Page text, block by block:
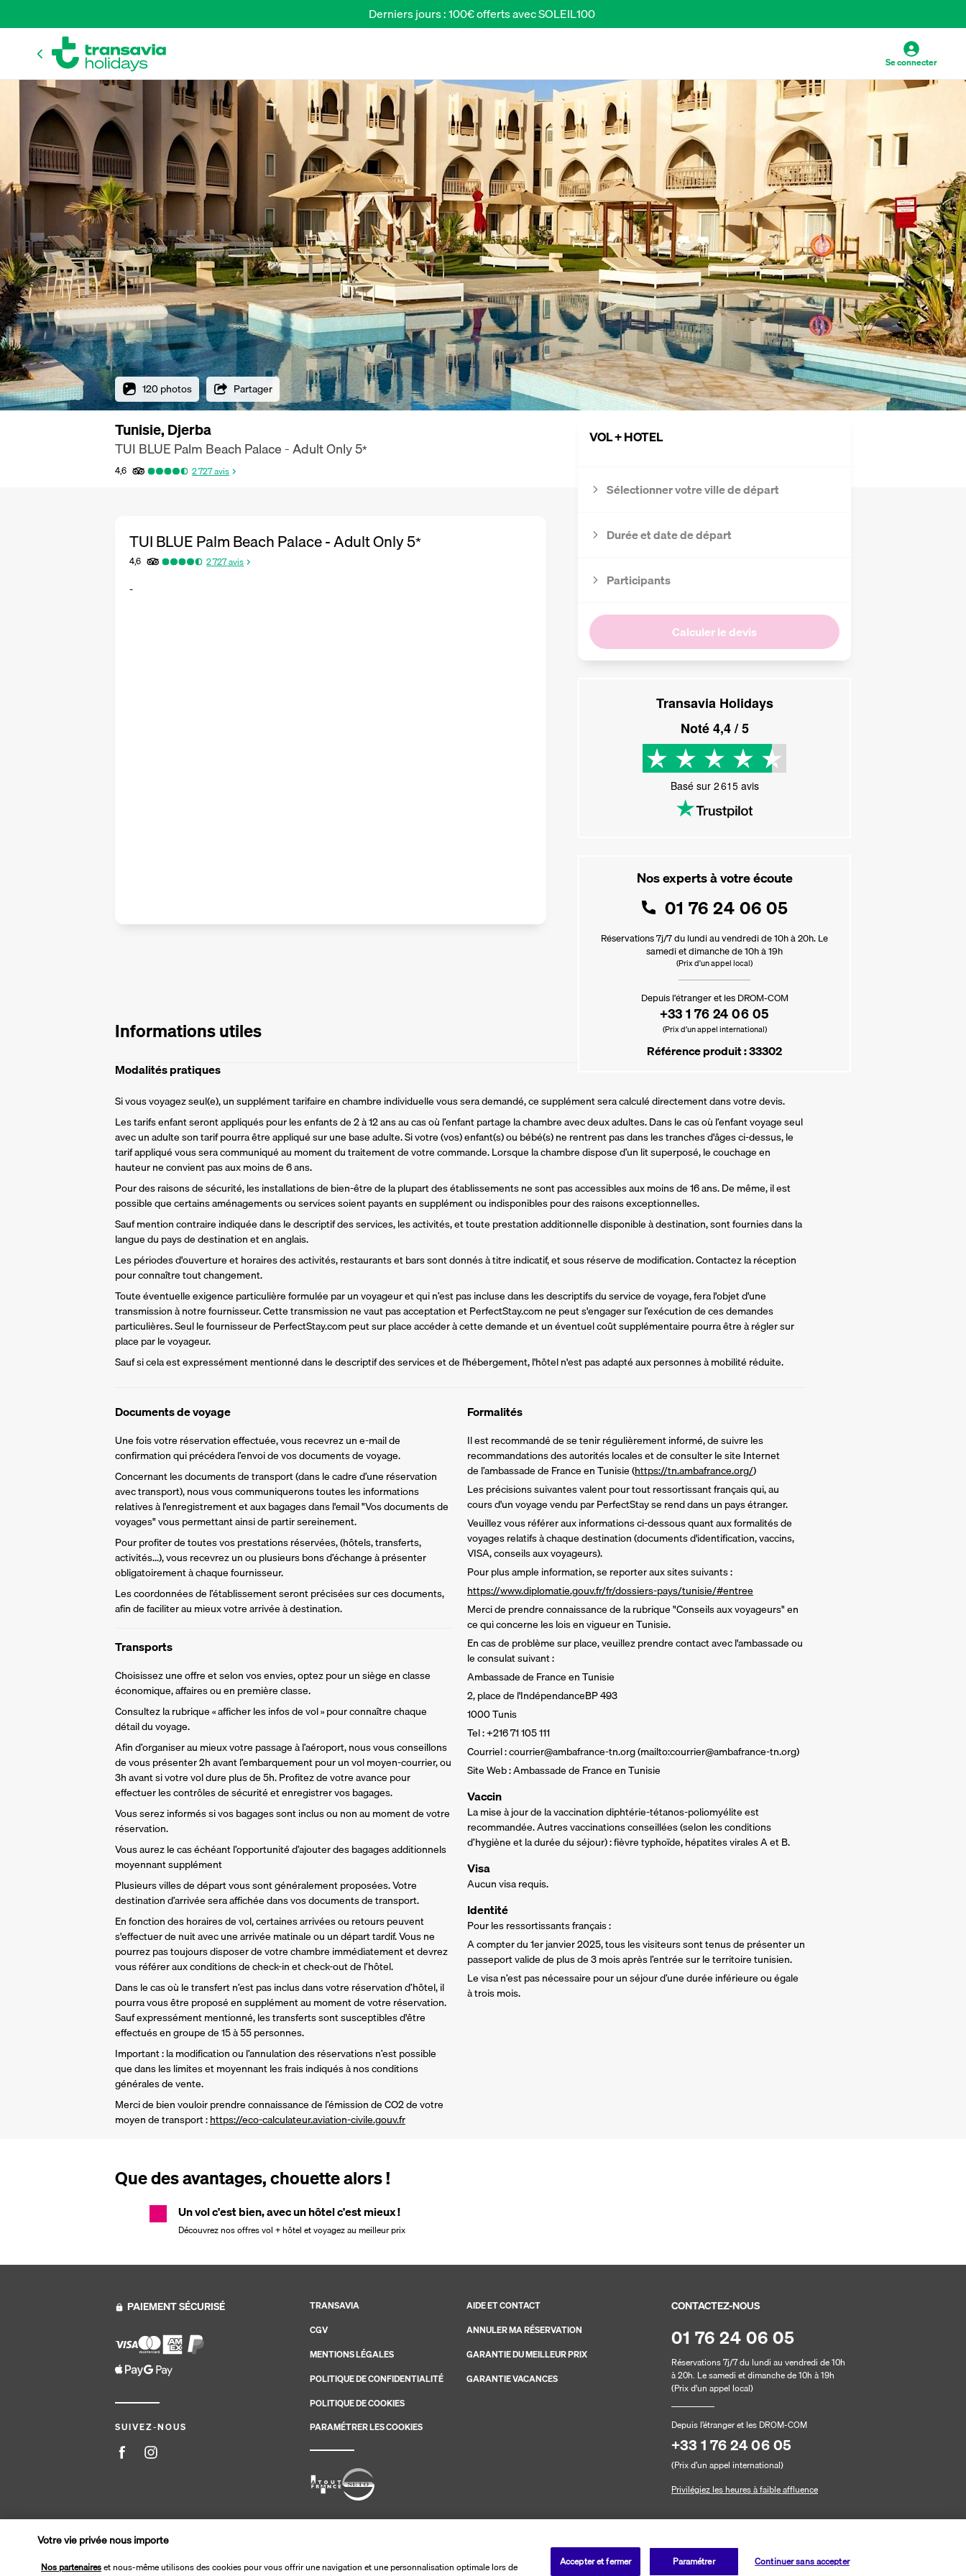
Derniers jours : 100€ offerts avec SOLEIL100
Se connecter
120 photos Partager
Tunisie, Djerba
TUI BLUE Palm Beach Palace - Adult Only5*
4,6 2 727avis
VOL + HOTEL
Sélectionner votre ville de départ
Durée et date de départ
Participants
Calculer le devis
Transavia Holidays
Noté4,4/ 5
Basé sur 2 615avis
Nos experts à votre écoute
01 76 24 06 05
Réservations 7j/7 du lundi au vendredi de 10h à 20h. Le
samedi et dimanche de 10h à 19h
(Prix d'un appel local)
Depuis l’étranger et les DROM-COM
+33 1 76 24 06 05
(Prix d’un appel international)
Référence produit : 33302
TUI BLUE Palm Beach Palace - Adult Only5*
4,6 2 727avis
-
Informations utiles
Modalités pratiques
Si vous voyagez seul(e), un supplément tarifaire en chambre individuelle vous sera demandé, ce supplément sera calculé directement dans votre devis.
Les tarifs enfant seront appliqués pour les enfants de 2 à 12 ans au cas où l’enfant partage la chambre avec deux adultes. Dans le cas où l’enfant voyage seul
avec un adulte son tarif pourra être appliqué sur une base adulte. Si votre (vos) enfant(s) ou bébé(s) ne rentrent pas dans les tranches d'âges ci-dessus, le
tarif appliqué vous sera communiqué au moment du traitement de votre commande. Lorsque la chambre dispose d’un lit superposé, le couchage en
hauteur ne convient pas aux moins de 6 ans.
Pour des raisons de sécurité, les installations de bien-être de la plupart des établissements ne sont pas accessibles aux moins de 16 ans. De même, il est
possible que certains aménagements ou services soient payants en supplément ou indisponibles pour des raisons exceptionnelles.
Sauf mention contraire indiquée dans le descriptif des services, les activités, et toute prestation additionnelle disponible à destination, sont fournies dans la
langue du pays de destination et en anglais.
Les périodes d'ouverture et horaires des activités, restaurants et bars sont donnés à titre indicatif, et sous réserve de modification. Contactez la réception
pour connaître tout changement.
Toute éventuelle exigence particulière formulée par un voyageur et qui n’est pas incluse dans les descriptifs du service de voyage, fera l'objet d'une
transmission à notre fournisseur. Cette transmission ne vaut pas acceptation et PerfectStay.com ne peut s'engager sur l’exécution de ces demandes
particulières. Seul le fournisseur de PerfectStay.com peut sur place accéder à cette demande et un éventuel coût supplémentaire pourra être à régler sur
place par le voyageur.
Sauf si cela est expressément mentionné dans le descriptif des services et de l'hébergement, l'hôtel n'est pas adapté aux personnes à mobilité réduite.
Documents de voyage
Une fois votre réservation effectuée, vous recevrez un e-mail de
confirmation qui précédera l’envoi de vos documents de voyage.
Concernant les documents de transport (dans le cadre d’une réservation
avec transport), nous vous communiquerons toutes les informations
relatives à l'enregistrement et aux bagages dans l'email "Vos documents de
voyages" vous permettant ainsi de partir sereinement.
Pour profiter de toutes vos prestations réservées, (hôtels, transferts,
activités...), vous recevrez un ou plusieurs bons d’échange à présenter
obligatoirement à chaque fournisseur.
Les coordonnées de l’établissement seront précisées sur ces documents,
afin de faciliter au mieux votre arrivée à destination.
Transports
Choisissez une offre et selon vos envies, optez pour un siège en classe
économique, affaires ou en première classe.
Consultez la rubrique « afficher les infos de vol » pour connaître chaque
détail du voyage.
Afin d’organiser au mieux votre passage à l’aéroport, nous vous conseillons
de vous présenter 2h avant l’embarquement pour un vol moyen-courrier, ou
3h avant si votre vol dure plus de 5h. Profitez de votre avance pour
effectuer les contrôles de sécurité et enregistrer vos bagages.
Vous serez informés si vos bagages sont inclus ou non au moment de votre
réservation.
Vous aurez le cas échéant l’opportunité d’ajouter des bagages additionnels
moyennant supplément
Plusieurs villes de départ vous sont généralement proposées. Votre
destination d’arrivée sera affichée dans vos documents de transport.
En fonction des horaires de vol, certaines arrivées ou retours peuvent
s'effectuer de nuit avec une arrivée matinale ou un départ tardif. Vous ne
pourrez pas toujours disposer de votre chambre immédiatement et devrez
vous référer aux conditions de check-in et check-out de l’hôtel.
Dans le cas où le transfert n’est pas inclus dans votre réservation d’hôtel, il
pourra vous être proposé en supplément au moment de votre réservation.
Sauf expressément mentionné, les transferts sont susceptibles d'être
effectués en groupe de 15 à 55 personnes.
Important : la modification ou l’annulation des réservations n’est possible
que dans les limites et moyennant les frais indiqués à nos conditions
générales de vente.
Merci de bien vouloir prendre connaissance de l’émission de CO2 de votre
moyen de transport : https://eco-calculateur.aviation-civile.gouv.fr
Formalités
Il est recommandé de se tenir régulièrement informé, de suivre les
recommandations des autorités locales et de consulter le site Internet
de l’ambassade de France en Tunisie (https://tn.ambafrance.org/)
Les précisions suivantes valent pour tout ressortissant français qui, au
cours d'un voyage vendu par PerfectStay se rend dans un pays étranger.
Veuillez vous référer aux informations ci-dessous quant aux formalités de
voyages relatifs à chaque destination (documents d'identification, vaccins,
VISA, conseils aux voyageurs).
Pour plus ample information, se reporter aux sites suivants :
https://www.diplomatie.gouv.fr/fr/dossiers-pays/tunisie/#entree
Merci de prendre connaissance de la rubrique "Conseils aux voyageurs" en
ce qui concerne les lois en vigueur en Tunisie.
En cas de problème sur place, veuillez prendre contact avec l'ambassade ou
le consulat suivant :
Ambassade de France en Tunisie
2, place de l'IndépendanceBP 493
1000 Tunis
Tel : +216 71 105 111
Courriel : courrier@ambafrance-tn.org (mailto:courrier@ambafrance-tn.org)
Site Web : Ambassade de France en Tunisie
Vaccin
La mise à jour de la vaccination diphtérie-tétanos-poliomyélite est
recommandée. Autres vaccinations conseillées (selon les conditions
d’hygiène et la durée du séjour) : fièvre typhoïde, hépatites virales A et B.
Visa
Aucun visa requis.
Identité
Pour les ressortissants français :
A compter du 1er janvier 2025, tous les visiteurs sont tenus de présenter un
passeport valide de plus de 3 mois après l’entrée sur le territoire tunisien.
Le visa n’est pas nécessaire pour un séjour d’une durée inférieure ou égale
à trois mois.
Que des avantages, chouette alors !
Un vol c'est bien, avec un hôtel c'est mieux !
Découvrez nos offres vol + hôtel et voyagez au meilleur prix
PAIEMENT SÉCURISÉ
SUIVEZ-NOUS
CONTACTEZ-NOUS
01 76 24 06 05
Réservations 7j/7 du lundi au vendredi de 10h
à 20h. Le samedi et dimanche de 10h à 19h
(Prix d'un appel local)
Depuis l’étranger et les DROM-COM
+33 1 76 24 06 05
(Prix d’un appel international)
Privilégiez les heures à faible affluence
TRANSAVIA
CGV
MENTIONS LÉGALES
POLITIQUE DE CONFIDENTIALITÉ
POLITIQUE DE COOKIES
PARAMÉTRER LES COOKIES
AIDE ET CONTACT
ANNULER MA RÉSERVATION
GARANTIE DU MEILLEUR PRIX
GARANTIE VACANCES
Site édité par PerfectStay.com en partenariat avec Transavia. Les ventes sont réalisées par PerfectStay.com
Votre vie privée nous importe
Nos partenaireset nous-même utilisons des cookies pour vous offrir une navigation et une personnalisation optimale lors de
Paramétrer Continuer sans accepter
Accepter et fermer